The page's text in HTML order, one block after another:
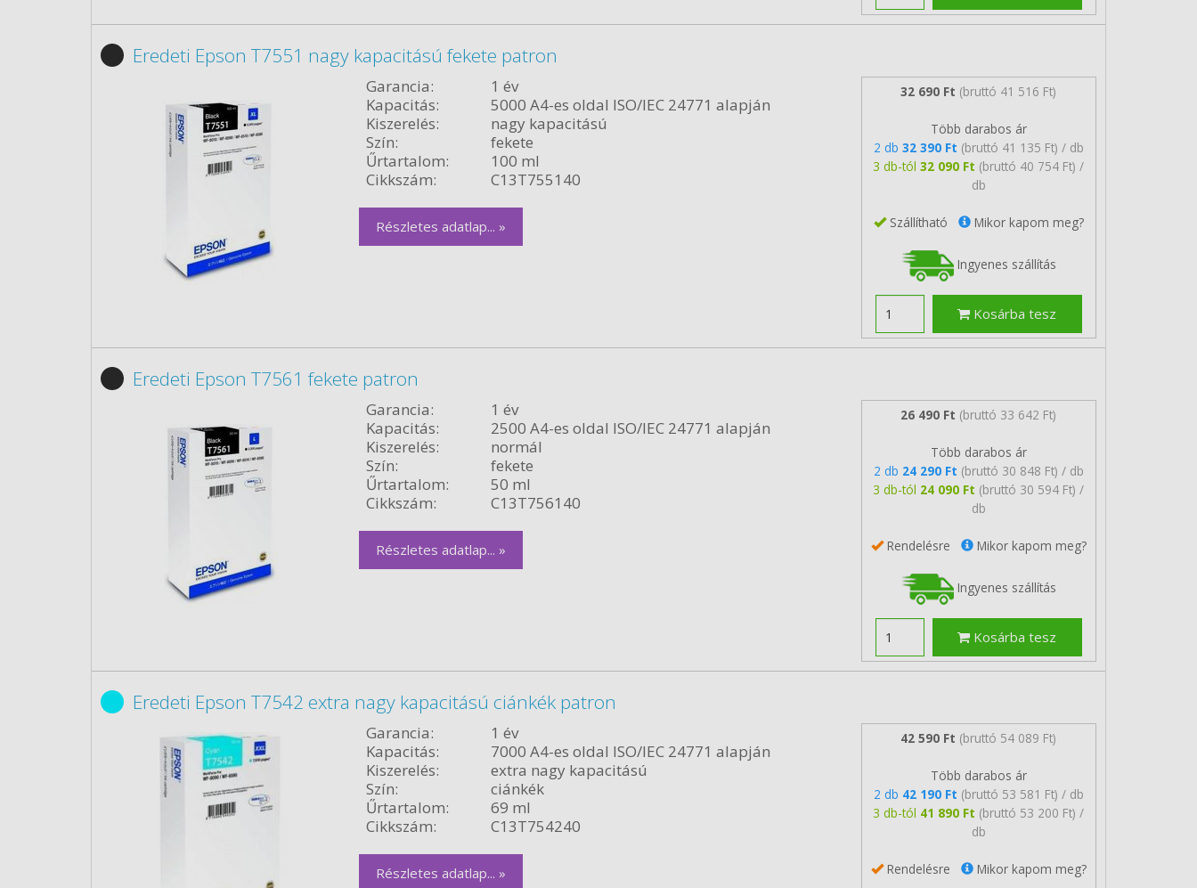
Eredeti Epson T7551 nagy kapacitású fekete patron
Garancia:
1 év
Kapacitás:
5000 A4-es oldal ISO/IEC 24771 alapján
Kiszerelés:
nagy kapacitású
Szín:
fekete
Űrtartalom:
100 ml
Cikkszám:
C13T755140
Részletes adatlap... »
32 690 Ft (bruttó 41 516 Ft)
Több darabos ár
2 db 32 390 Ft (bruttó 41 135 Ft) / db
3 db-tól32 090 Ft (bruttó 40 754 Ft) /
db
Szállítható Mikor kapom meg?
Ingyenes szállítás
Kosárba tesz
Eredeti Epson T7561 fekete patron
Garancia:
1 év
Kapacitás:
2500 A4-es oldal ISO/IEC 24771 alapján
Kiszerelés:
normál
Szín:
fekete
Űrtartalom:
50 ml
Cikkszám:
C13T756140
Részletes adatlap... »
26 490 Ft (bruttó 33 642 Ft)
Több darabos ár
2 db 24 290 Ft (bruttó 30 848 Ft) / db
3 db-tól 24 090 Ft (bruttó 30 594 Ft) /
db
Rendelésre Mikor kapom meg?
Ingyenes szállítás
Kosárba tesz
Eredeti Epson T7542 extra nagy kapacitású ciánkék patron
Garancia:
1 év
Kapacitás:
7000 A4-es oldal ISO/IEC 24771 alapján
Kiszerelés:
extra nagy kapacitású
Szín:
ciánkék
Űrtartalom:
69 ml
Cikkszám:
C13T754240
Részletes adatlap... »
42 590 Ft (bruttó 54 089 Ft)
Több darabos ár
2 db 42 190 Ft (bruttó 53 581 Ft) / db
3 db-tól 41 890 Ft (bruttó 53 200 Ft) /
db
Rendelésre Mikor kapom meg?